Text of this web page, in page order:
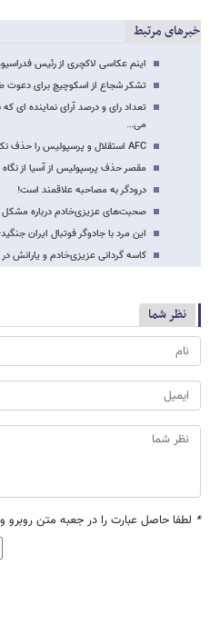
خبرهای مرتبط
اینم عکاسی لاکچری از رئیس
تشکر شجاع از اسکوچیچ برای دعوت
تعداد رای و درصد آرای نماینده ای
می…
AFC استقلال و پرسپولیس را حذف نکرد!
مقصر حذف پرسپولیس از آسیا از
درودگر به مصاحبه علاقمند است!
صحبت‌های عزیزی‌خادم درباره
این مرد با جادوگر فوتبال ایران
کاسه گردانی عزیزی‌خادم و یارانش
نظر شما
* لطفا حاصل عبارت را در جعبه متن روبرو